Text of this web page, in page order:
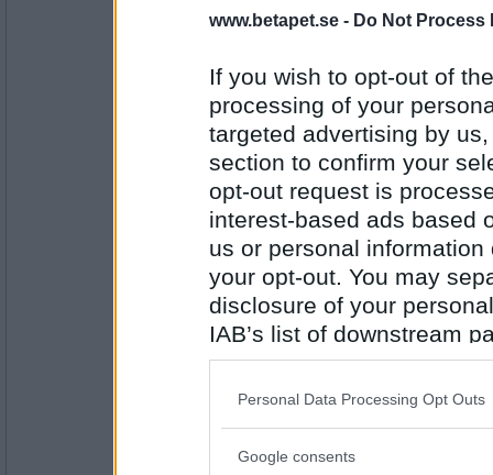
www.betapet.se - Do Not Process
If you wish to opt-out of
processing of your
targeted advertising by
section to confirm your
opt-out request is
interest-based ads based
us or personal
your opt-out. You may
disclosure of your
IAB’s list of downstream
also be disclosed by us
Downstream Participants
Please note that this
Personal Data Processing Opt Outs
Google consents
34614
skeendet. Det blev
Antal inlägg:
27944
sent men fler
deGothia
Antal inlägg:
greker vet ej